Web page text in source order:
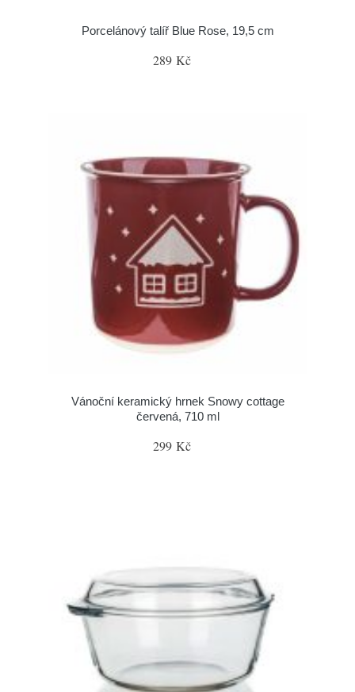
Porcelánový talíř Blue Rose, 19,5 cm
289 Kč
Vánoční keramický hrnek Snowy cottage
červená, 710 ml
299 Kč